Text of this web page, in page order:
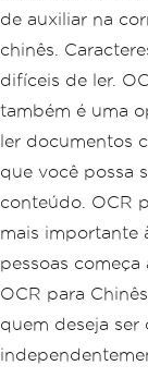
de auxiliar na
chinês.
difíceis de ler.
também é uma
ler documentos
que você possa
conteúdo. OCR
mais importante
pessoas começa
OCR para
quem deseja ser